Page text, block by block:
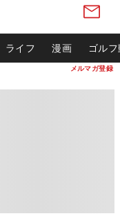
メルマガ登録
ライフ 漫画 ゴル